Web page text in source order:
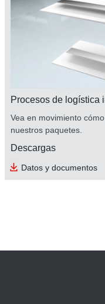
Procesos de logística
Vea en movimiento
nuestros paquetes.
Descargas
Datos y documentos